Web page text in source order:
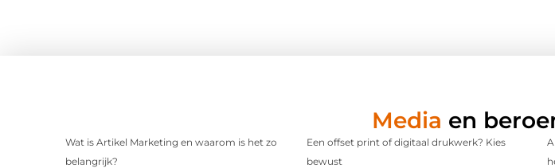
Media en
Wat is Artikel Marketing en waarom is het zo
belangrijk?
Een offset print of digitaal drukwerk? Kies
bewust